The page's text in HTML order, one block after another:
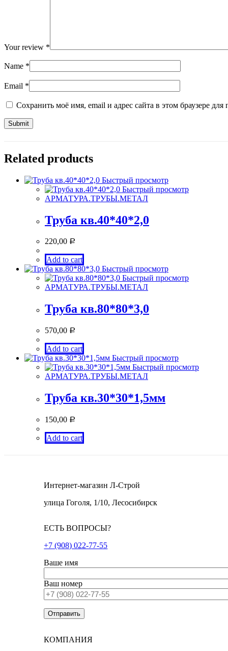
Your review *
Name *
Email *
Сохранить моё имя, email и адрес сайта в этом браузере
Related products
Быстрый просмотр
Быстрый просмотр
АРМАТУРА.ТРУБЫ.МЕТАЛ
Труба кв.40*40*2,0
220,00 Р
Add to cart
Быстрый просмотр
Быстрый просмотр
АРМАТУРА.ТРУБЫ.МЕТАЛ
Труба кв.80*80*3,0
570,00 Р
Add to cart
Быстрый просмотр
Быстрый просмотр
АРМАТУРА.ТРУБЫ.МЕТАЛ
Труба кв.30*30*1,5мм
150,00 Р
Add to cart
Интернет-магазин Л-Строй
улица Гоголя, 1/10, Лесосибирск
ЕСТЬ ВОПРОСЫ?
+7 (908) 022-77-55
Ваше имя
Ваш номер
КОМПАНИЯ